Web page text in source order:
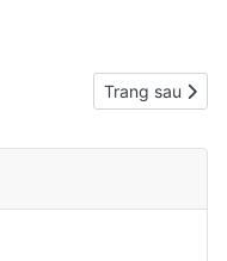
Next article:
Trang sau